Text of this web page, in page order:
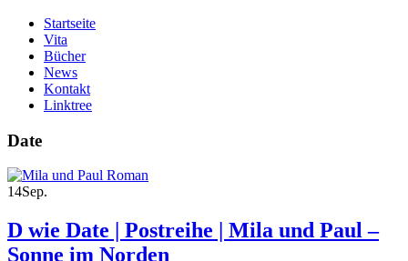
Startseite
Vita
Bücher
News
Kontakt
Linktree
Date
14Sep.
D wie Date | Postreihe | Mila und Paul –
Sonne im Norden